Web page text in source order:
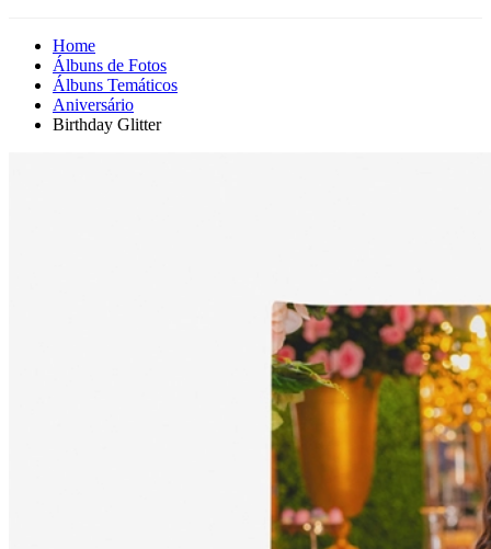
Home
Álbuns de Fotos
Álbuns Temáticos
Aniversário
Birthday Glitter